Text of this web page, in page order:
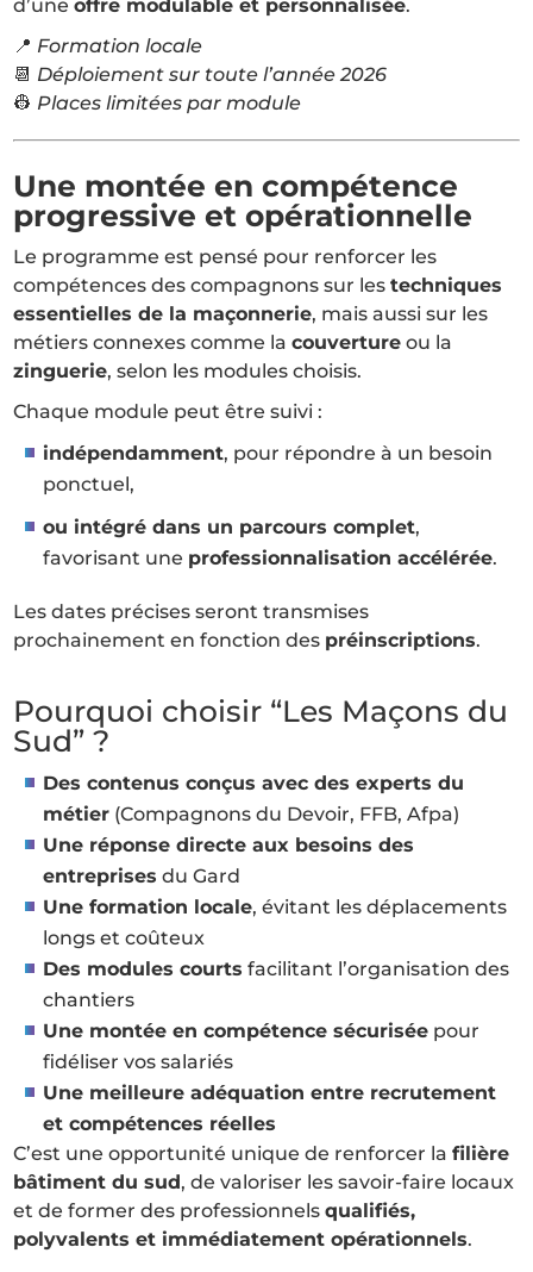
d’uneoffre modulable et personnalisée.
📍 Formation locale
📆 Déploiement sur toute l’année 2026
👷 Places limitées par module
Une montée en compétence
progressive et opérationnelle
Le programme est pensé pour renforcer les
compétences des compagnons sur lestechniques
essentielles de la maçonnerie, mais aussi sur les
métiers connexes comme lacouverture ou la
zinguerie, selon les modules choisis.
Chaque module peut être suivi :
indépendamment, pour répondre à un besoin
ponctuel,
ou intégré dans un parcours complet,
favorisant une professionnalisation accélérée.
Les dates précises seront transmises
prochainement en fonction des préinscriptions.
Pourquoi choisir “Les Maçons du
Sud” ?
Des contenus conçus avec des experts du
métier (Compagnons du Devoir, FFB, Afpa)
Une réponse directe aux besoins des
entreprises du Gard
Une formation locale, évitant les déplacements
longs et coûteux
Des modules courts facilitant l’organisation des
chantiers
Une montée en compétence sécurisée pour
fidéliser vos salariés
Une meilleure adéquation entre recrutement
et compétences réelles
C’est une opportunité unique de renforcer lafilière
bâtiment du sud, de valoriser les savoir-faire locaux
et de former des professionnelsqualifiés,
polyvalents et immédiatement opérationnels.